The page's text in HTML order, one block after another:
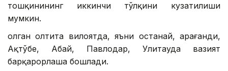
тошқинининг иккинчи тўлқини кузатилиши
мумкин.
Қолган олтита вилоятда, яъни Қостанай, Қарағанди,
Ақтўбе, Абай, Павлодар, Улитауда вазият
барқарорлаша бошлади.